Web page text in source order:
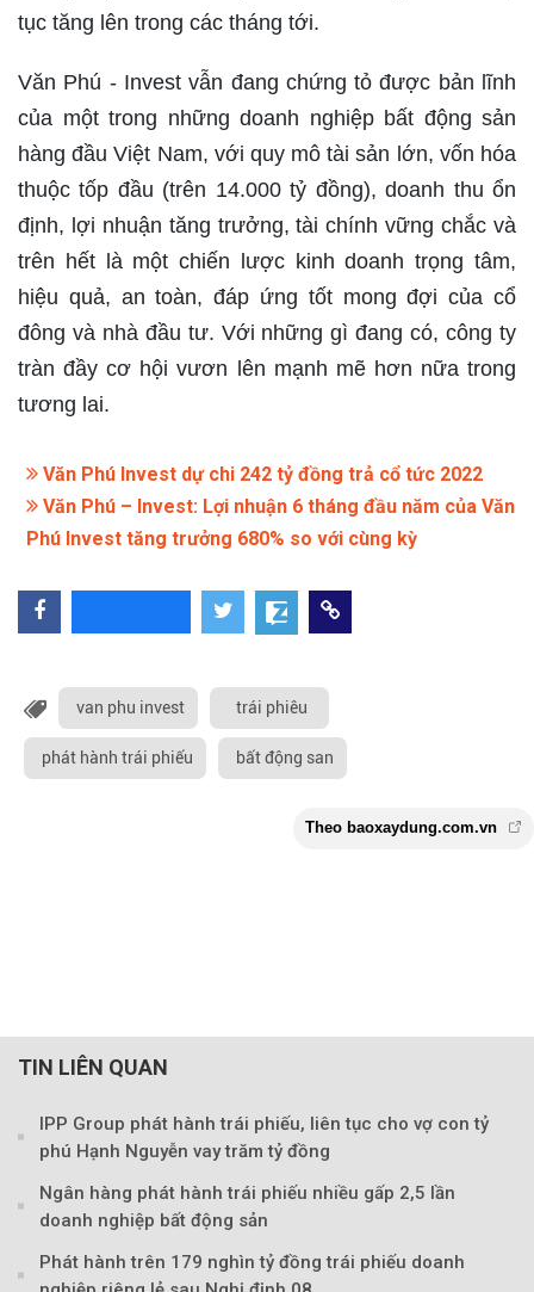
tục tăng lên trong các tháng tới.
Văn Phú - Invest vẫn đang chứng tỏ được bản lĩnh
của một trong những doanh nghiệp bất động sản
hàng đầu Việt Nam, với quy mô tài sản lớn, vốn hóa
thuộc tốp đầu (trên 14.000 tỷ đồng), doanh thu ổn
định, lợi nhuận tăng trưởng, tài chính vững chắc và
trên hết là một chiến lược kinh doanh trọng tâm,
hiệu quả, an toàn, đáp ứng tốt mong đợi của cổ
đông và nhà đầu tư. Với những gì đang có, công ty
tràn đầy cơ hội vươn lên mạnh mẽ hơn nữa trong
tương lai.
Văn Phú Invest dự chi 242 tỷ đồng trả cổ tức 2022
Văn Phú – Invest: Lợi nhuận 6 tháng đầu năm của Văn
Phú Invest tăng trưởng 680% so với cùng kỳ
van phu invest trái phiêu
phát hành trái phiếu bất động san
TIN LIÊN QUAN
IPP Group phát hành trái phiếu, liên tục cho vợ con tỷ
phú Hạnh Nguyễn vay trăm tỷ đồng
Ngân hàng phát hành trái phiếu nhiều gấp 2,5 lần
doanh nghiệp bất động sản
Phát hành trên 179 nghìn tỷ đồng trái phiếu doanh